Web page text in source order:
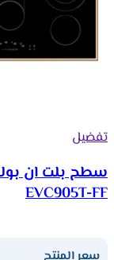
تفضيل
EVC905T-FF